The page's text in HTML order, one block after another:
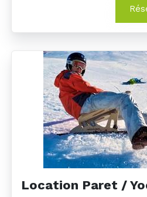
Location Paret /